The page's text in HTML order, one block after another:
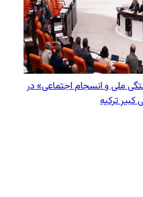
ملی و انسجام اجتماعی» در
ترکیه